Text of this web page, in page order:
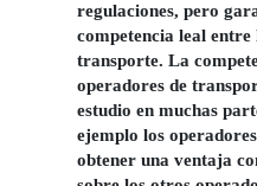
regulaciones, pero
competencia leal entre
transporte. La
operadores de
estudio en muchas
ejemplo los
obtener una ventaja